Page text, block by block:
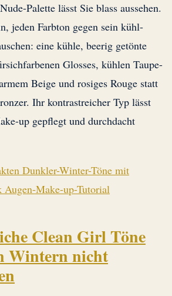
Palette lässt Sie blass aussehen.
jeden Farbton gegen sein kühl-
eine kühle, beerig getönte
Glosses, kühlen Taupe-
Beige und rosiges Rouge statt
Ihr kontrastreicher Typ lässt
up gepflegt und durchdacht
Dunkler-Winter-Töne mit
Augen-Make-up-Tutorial
Clean Girl Töne
Wintern nicht